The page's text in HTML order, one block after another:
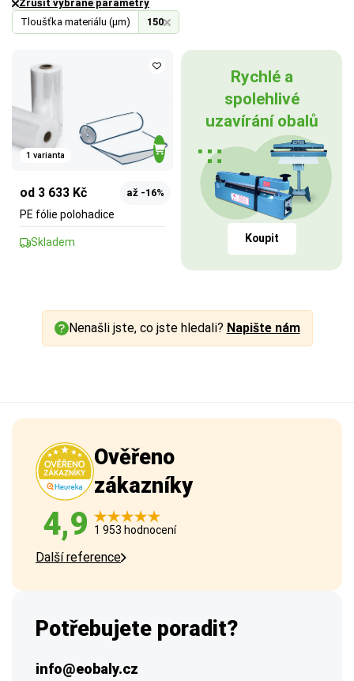
Tloušťka materiálu (µm) 150
Zrušit vybrané parametry
1 varianta
od 3 633 Kč až -16%
PE fólie polohadice
Skladem
Rychlé a
spolehlivé
uzavírání obalů
Koupit
Nenašli jste, co jste hledali? Napište nám
Ověřeno
zákazníky
4,9 1 953 hodnocení
Další reference
Potřebujete poradit?
info@eobaly.cz